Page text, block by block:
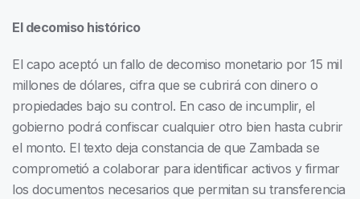
El decomiso histórico
El capo aceptó un fallo de decomiso monetario por 15 mil
millones de dólares, cifra que se cubrirá con dinero o
propiedades bajo su control. En caso de incumplir, el
gobierno podrá confiscar cualquier otro bien hasta cubrir
el monto. El texto deja constancia de que Zambada se
comprometió a colaborar para identificar activos y firmar
los documentos necesarios que permitan su transferencia